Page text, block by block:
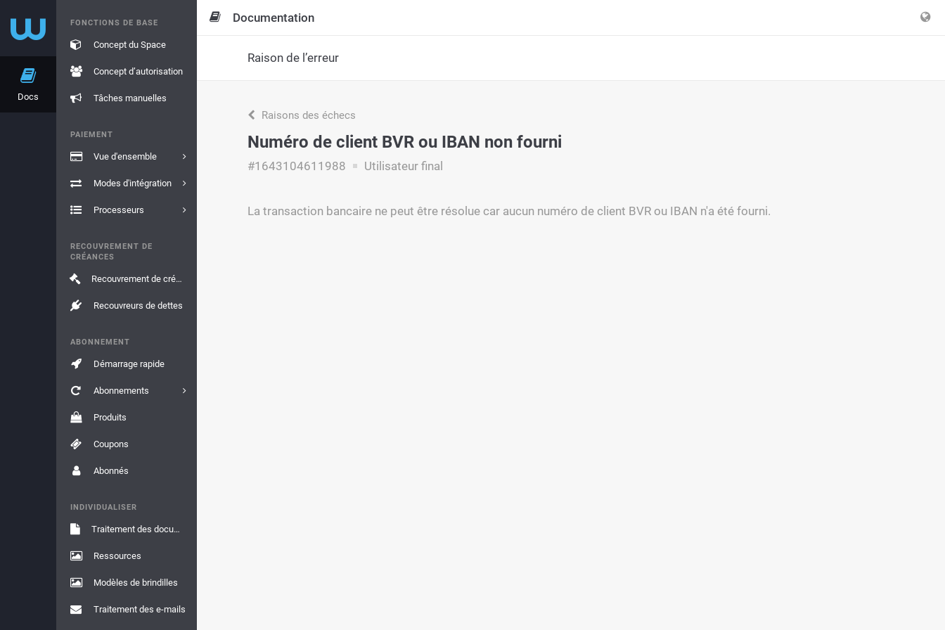
Docs
FONCTIONS DE BASE
Concept du Space
Concept d’autorisation
Tâches manuelles
PAIEMENT
Vue d'ensemble
Modes d'intégration
Processeurs
RECOUVREMENT DE
CRÉANCES
Recouvrement de créances
Recouvreurs de dettes
ABONNEMENT
Démarrage rapide
Abonnements
Produits
Coupons
Abonnés
INDIVIDUALISER
Traitement des documents
Ressources
Modèles de brindilles
Traitement des e-mails
Documentation
Raison de l’erreur
Raisons des échecs
Numéro de client BVR ou IBAN non fourni
#1643104611988 Utilisateur final
La transaction bancaire ne peut être résolue car aucun numéro de client BVR ou IBAN n'a été fourni.